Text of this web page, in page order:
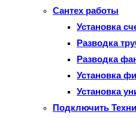
Сантех работы
Установка
Разводка
Разводка
Установка
Установка
Подключить